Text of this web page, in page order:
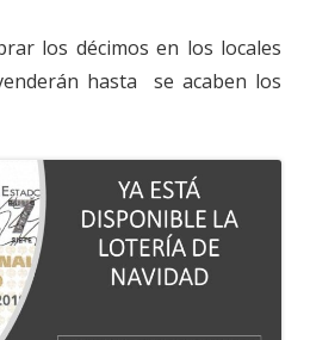
los décimos en los locales
hasta se acaben los